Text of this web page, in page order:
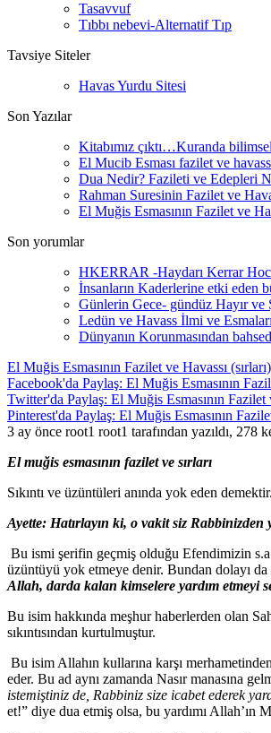
Tasavvuf
Tıbbı nebevi-Alternatif Tıp
Tavsiye Siteler
Havas Yurdu Sitesi
Son Yazılar
Kitabımız çıktı…Kuranda
El Mucib Esması fazilet ve
Dua Nedir? Fazileti ve Edepleri
Rahman Suresinin Fazilet ve
El Muğis Esmasının Fazilet ve
Son yorumlar
HKERRAR -Haydarı Kerrar
İnsanların Kaderlerine etki eden
Günlerin Gece- gündüz Hayır ve
Ledün ve Havass İlmi ve
Dünyanın Korunmasından
El Muğis Esmasının Fazilet ve Havassı (sırları)
Facebook'da Paylaş: El Muğis Esmasının
Twitter'da Paylaş: El Muğis Esmasının Fazilet
Pinterest'da Paylaş: El Muğis Esmasının
3 ay önce root1 root1 tarafından yazıldı, 278
El muğis esmasının fazilet ve sırları
Sıkıntı ve üzüntüleri anında yok eden
Ayette: Hatırlayın ki, o vakit siz Rabbinizden
Bu ismi şerifin geçmiş olduğu Efendimizin
üzüntüyü yok etmeye denir. Bundan dolayı da
Allah, darda kalan kimselere yardım etmeyi
Bu isim hakkında meşhur haberlerden olan
sıkıntısından kurtulmuştur.
Bu isim Allahın kullarına karşı
eder. Bu ad aynı zamanda Nasır manasına
istemiştiniz de, Rabbiniz size icabet ederek
et!” diye dua etmiş olsa, bu yardımı Allah’ın